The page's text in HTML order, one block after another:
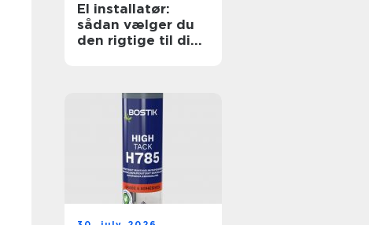
El installatør:
sådan vælger du
den rigtige til dine